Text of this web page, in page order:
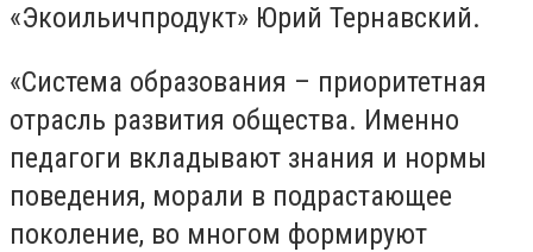
«Экоильичпродукт» Юрий Тернавский.
«Система образования – приоритетная
отрасль развития общества. Именно
педагоги вкладывают знания и нормы
поведения, морали в подрастающее
поколение, во многом формируют